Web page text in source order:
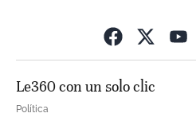
Le360 con un solo clic
Política